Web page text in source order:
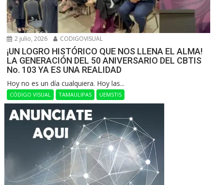
2 julio, 2026 CODIGOVISUAL
¡UN LOGRO HISTÓRICO QUE NOS LLENA EL ALMA!
LA GENERACIÓN DEL 50 ANIVERSARIO DEL CBTIS
No. 103 YA ES UNA REALIDAD
Hoy no es un día cualquiera. Hoy las...
CÓDIGO VISUAL TAMAULIPAS UEMSTIS